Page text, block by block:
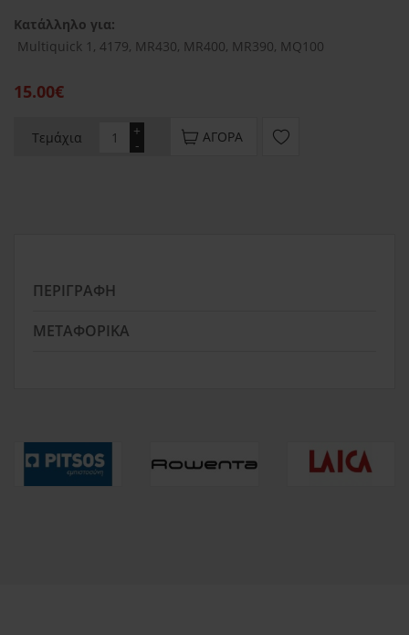
Κατάλληλο για:
Multiquick 1, 4179, MR430, MR400, MR390, MQ100
15.00€
Τεμάχια -
+ ΑΓΟΡΆ
ΠΕΡΙΓΡΑΦΉ
ΜΕΤΑΦΟΡΙΚΆ